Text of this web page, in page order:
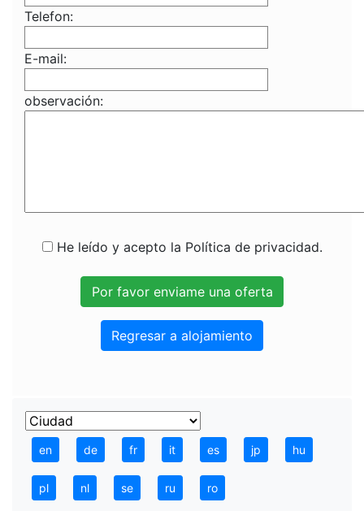
Telefon:
E-mail:
observación:
He leído y acepto la Política de privacidad.
Regresar a alojamiento
en de fr it es jp hu
pl nl se ru ro